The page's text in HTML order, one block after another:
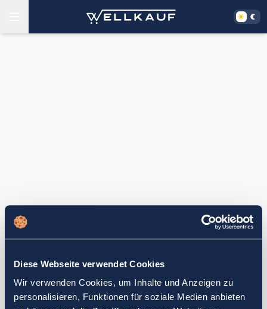
Diese Webseite verwendet Cookies
Wir verwenden Cookies, um Inhalte und Anzeigen zu
personalisieren, Funktionen für soziale Medien anbieten